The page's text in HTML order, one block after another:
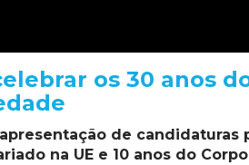
os 30 anos
de candidaturas
na UE e 10 anos do